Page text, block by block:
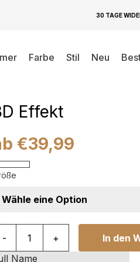
30 TAGE
Farbe Stil Neu
Effekt
€39,99
- + In den